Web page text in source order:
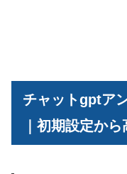
チャットgptア
｜初期設定か